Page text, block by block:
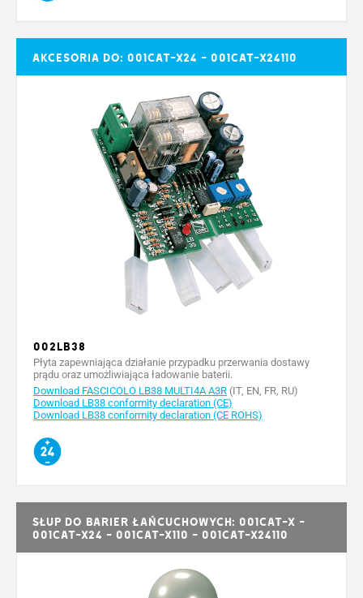
Akcesoria do: 001CAT-X24 - 001CAT-X24110
002LB38
Płyta zapewniająca działanie przypadku przerwania dostawy
prądu oraz umożliwiająca ładowanie baterii.
Download FASCICOLO LB38 MULTI4A A3R (IT, EN, FR, RU)
Download LB38 conformity declaration (CE)
Download LB38 conformity declaration (CE ROHS)
Słup do barier łańcuchowych: 001CAT-X -
001CAT-X24 - 001CAT-X110 - 001CAT-X24110